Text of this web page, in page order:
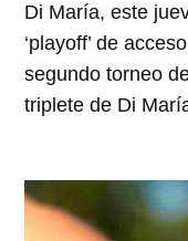
Di María, este
‘playoff’ de
segundo torneo
triplete de Di